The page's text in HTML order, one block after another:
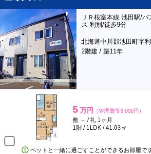
ＪＲ根室本線 池田駅/
ス 利別/徒歩9分
北海道中川郡池田町字
2階建 / 築11年
5 万円 （管理費等3,000円）
敷 － / 礼 1ヶ月
1階 / 1LDK / 41.03㎡
ペットと一緒に過ごすことができるお部屋で